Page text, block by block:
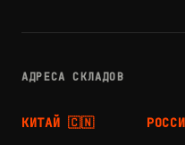
АДРЕСА СКЛАДОВ
КИТАЙ 🇨🇳